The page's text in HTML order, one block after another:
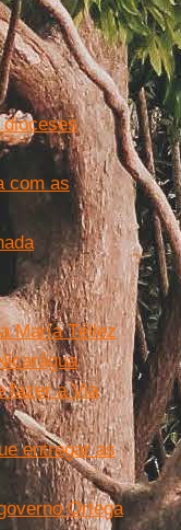
com as
María Téllez
fazer a Via
entregar as
Ortega